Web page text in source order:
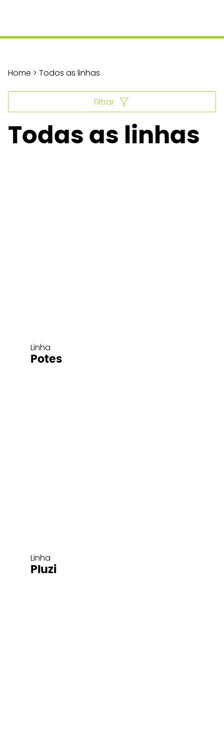
Linha
Potes
Linha
Pluzi
Todas as linhas
Home > Todos as linhas
Filtrar